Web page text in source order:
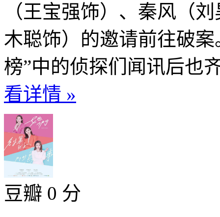
（王宝强饰）、秦风（
木聪饰）的邀请前往破
榜”中的侦探们闻讯后也
看详情 »
豆瓣 0 分